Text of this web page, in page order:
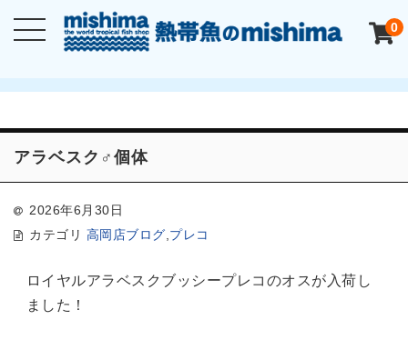
0
アラベスク♂個体
2026年6月30日
カテゴリ 高岡店ブログ プレコ
ロイヤルアラベスクブッシープレコのオスが入荷し
ました！